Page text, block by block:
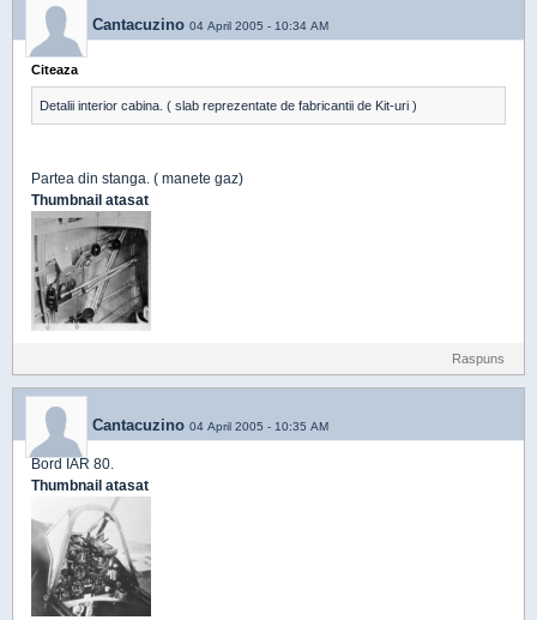
Cantacuzino 04 April 2005 - 10:34 AM
Citeaza
Detalii interior cabina. ( slab reprezentate de fabricantii de Kit-uri )
Partea din stanga. ( manete gaz)
Thumbnail atasat
Raspuns
Cantacuzino 04 April 2005 - 10:35 AM
Bord IAR 80.
Thumbnail atasat